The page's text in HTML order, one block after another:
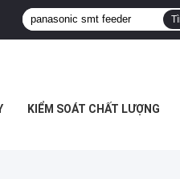
KIỂM SOÁT CHẤT LƯỢNG